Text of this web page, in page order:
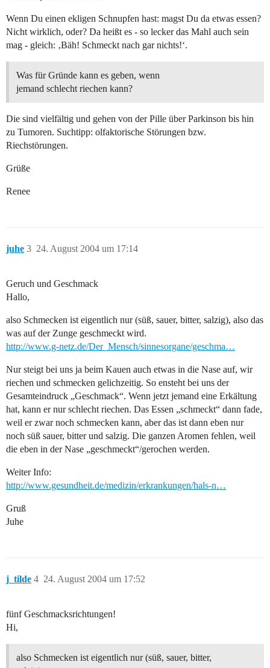
Wenn Du einen ekligen Schnupfen hast: magst Du da etwas essen?
Nicht wirklich, oder? Da heißt es - so lecker das Mahl auch sein
mag - gleich: ‚Bäh! Schmeckt nach gar nichts!‘.
Was für Gründe kann es geben, wenn
jemand schlecht riechen kann?
Die sind vielfältig und gehen von der Pille über Parkinson bis hin
zu Tumoren. Suchtipp: olfaktorische Störungen bzw.
Riechstörungen.
Grüße
Renee
juhe 24. August 2004 um 17:14
3
Geruch und Geschmack
Hallo,
also Schmecken ist eigentlich nur (süß, sauer, bitter, salzig), also das
was auf der Zunge geschmeckt wird.
http://www.g-netz.de/Der_Mensch/sinnesorgane/geschma…
Nur steigt bei uns ja beim Kauen auch etwas in die Nase auf, wir
riechen und schmecken gelichzeitig. So ensteht bei uns der
Gesamteindruck „Geschmack“. Wenn jetzt jemand eine Erkältung
hat, kann er nur schlecht riechen. Das Essen „schmeckt“ dann fade,
weil er zwar noch schmecken kann, aber das ist dann eben nur
noch süß sauer, bitter und salzig. Die ganzen Aromen fehlen, weil
die eben in der Nase „geschmeckt“/gerochen werden.
Weiter Info:
http://www.gesundheit.de/medizin/erkrankungen/hals-n…
Gruß
Juhe
j_tilde 24. August 2004 um 17:52
4
fünf Geschmacksrichtungen!
Hi,
also Schmecken ist eigentlich nur (süß, sauer, bitter,